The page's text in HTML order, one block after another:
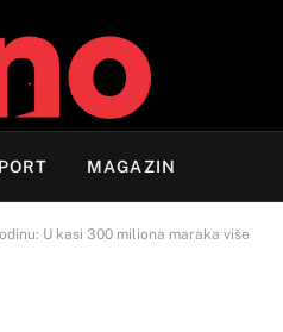
MAGAZIN
U kasi 300 miliona maraka više